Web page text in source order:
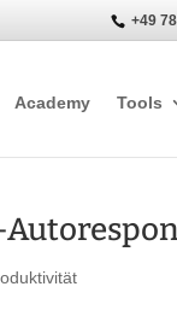
+49
Academy Tools